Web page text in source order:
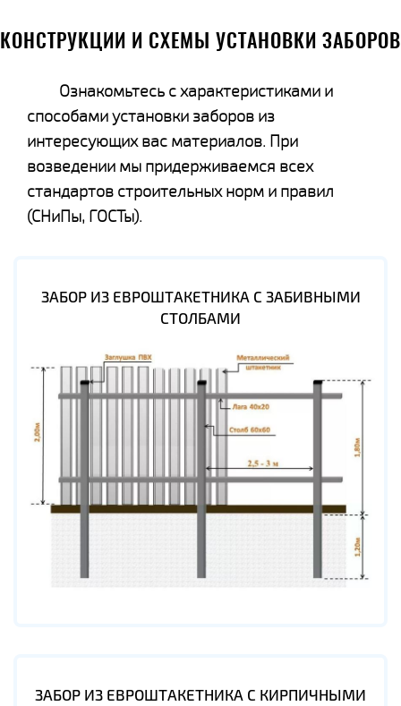
КОНСТРУКЦИИ И СХЕМЫ УСТАНОВКИ ЗАБОРОВ
Ознакомьтесь с характеристиками и
способами установки заборов из
интересующих вас материалов. При
возведении мы придерживаемся всех
стандартов строительных норм и правил
(СНиПы, ГОСТы).
ЗАБОР ИЗ ЕВРОШТАКЕТНИКА С ЗАБИВНЫМИ
СТОЛБАМИ
ЗАБОР ИЗ ЕВРОШТАКЕТНИКА С КИРПИЧНЫМИ